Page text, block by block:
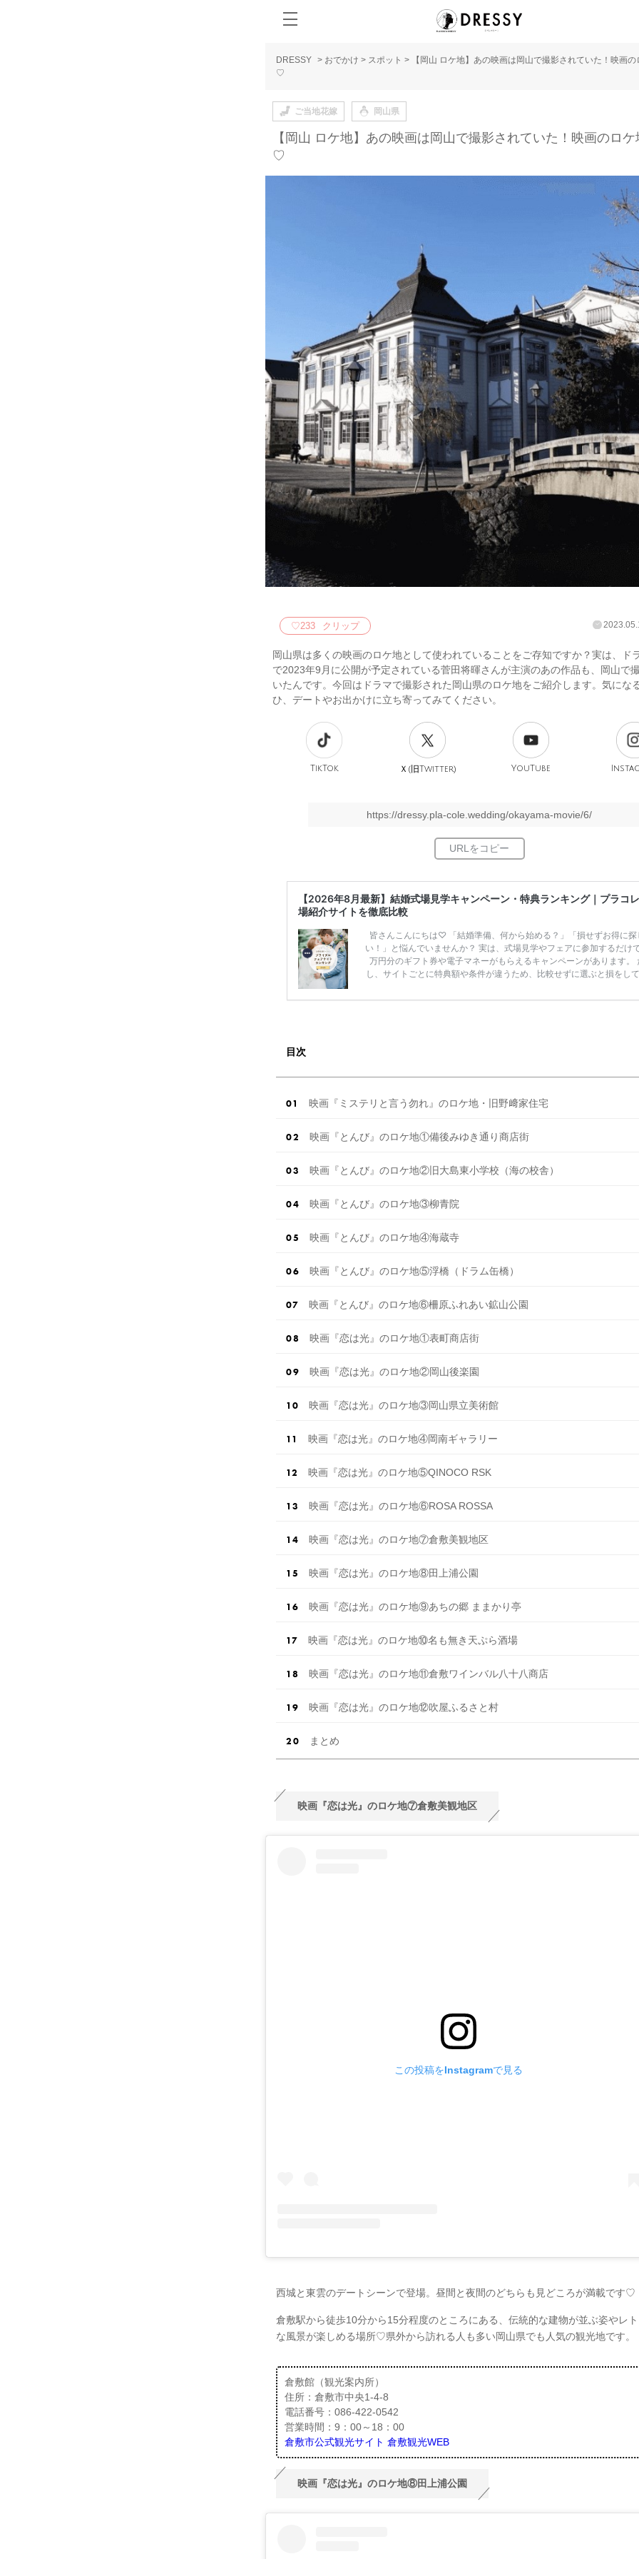
DRESSY > おでかけ > スポット >
【岡山 ロケ地】あの映画は岡山で撮影されていた！映画
♡
ご当地花嫁 岡山県
【岡山 ロケ地】あの映画は岡山で撮影されていた！映画のロケ
♡
♡233 クリップ
岡山県は多くの映画のロケ地として使われていることをご存知ですか？実は、ド
で2023年9月に公開が予定されている菅田将暉さんが主演のあの作品も、岡山で
いたんです。今回はドラマで撮影された岡山県のロケ地をご紹介します。気にな
ひ、デートやお出かけに立ち寄ってみてください。
TikTok Ｘ(旧 Twitter) YouTube
https://dressy.pla-cole.wedding/okayama-movie/6/
【2026年8月最新】結婚式場見学キャンペーン・特典ランキング｜プラコ
場紹介サイトを徹底比較
皆さんこんにちは♡ 「結婚準備、何から始める？」「損せずお得に探
い！」と悩んでいませんか？ 実は、式場見学やフェアに参加するだけ
万円分のギフト券や電子マネーがもらえるキャンペーンがあります。
し、サイトごとに特典額や条件が違うため、比較せずに選ぶと損をし
ンペーン特典ランキングを公開！ 比較サイト：プラコレ、ゼクシィ、
目次
映画『ミステリと言う勿れ』のロケ地・旧野﨑家住宅
映画『とんび』のロケ地①備後みゆき通り商店街
映画『とんび』のロケ地②旧大島東小学校（海の校舎）
映画『とんび』のロケ地③柳青院
映画『とんび』のロケ地④海蔵寺
映画『とんび』のロケ地⑤浮橋（ドラム缶橋）
映画『とんび』のロケ地⑥柵原ふれあい鉱山公園
映画『恋は光』のロケ地①表町商店街
映画『恋は光』のロケ地②岡山後楽園
映画『恋は光』のロケ地③岡山県立美術館
映画『恋は光』のロケ地④岡南ギャラリー
映画『恋は光』のロケ地⑤QINOCO RSK
映画『恋は光』のロケ地⑥ROSA ROSSA
映画『恋は光』のロケ地⑦倉敷美観地区
映画『恋は光』のロケ地⑧田上浦公園
映画『恋は光』のロケ地⑨あちの郷 ままかり亭
映画『恋は光』のロケ地⑩名も無き天ぷら酒場
映画『恋は光』のロケ地⑪倉敷ワインバル八十八商店
映画『恋は光』のロケ地⑫吹屋ふるさと村
まとめ
映画『恋は光』のロケ地⑦倉敷美観地区
この投稿をInstagramで見る
西城と東雲のデートシーンで登場。昼間と夜間のどちらも見どころが満載です♡
倉敷駅から徒歩10分から15分程度のところにある、伝統的な建物が並ぶ姿やレ
な風景が楽しめる場所♡県外から訪れる人も多い岡山県でも人気の観光地です。
倉敷館（観光案内所）
住所：倉敷市中央1-4-8
電話番号：086-422-0542
営業時間：9：00～18：00
倉敷市公式観光サイト 倉敷観光WEB
映画『恋は光』のロケ地⑧田上浦公園